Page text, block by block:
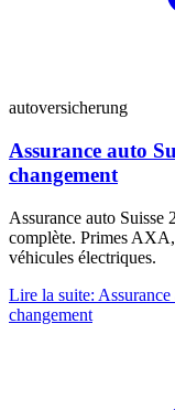
autoversicherung
Assurance auto
changement
Assurance auto Suisse
complète. Primes
véhicules électriques.
Lire la suite:
changement